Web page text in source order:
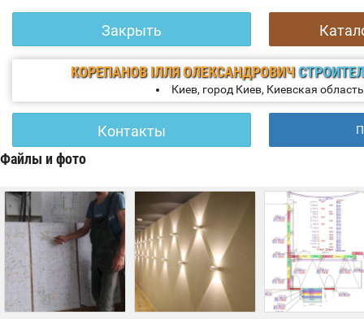
Закрыть
КОРЕПАНОВ ІЛЛЯ ОЛЕКСАНДРОВИЧ
Киев, город Киев, Киевская область
Контакты
Файлы и фото